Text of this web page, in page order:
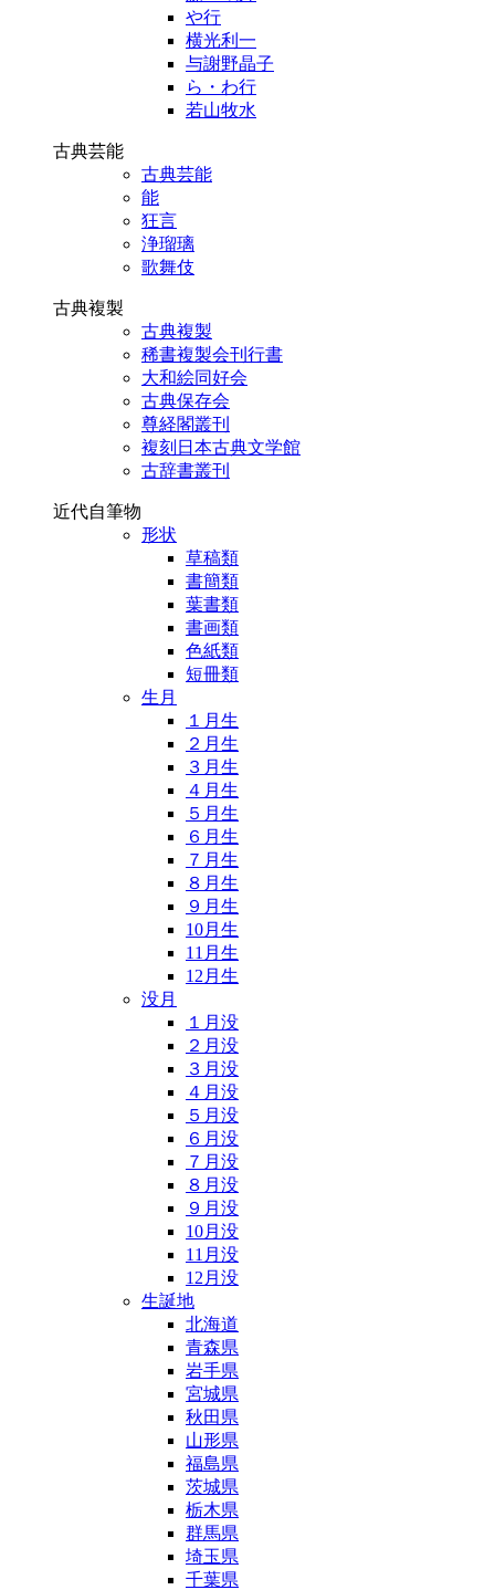
や行
横光利一
与謝野晶子
ら・わ行
若山牧水
古典芸能
古典芸能
能
狂言
浄瑠璃
歌舞伎
古典複製
古典複製
稀書複製会刊行書
大和絵同好会
古典保存会
尊経閣叢刊
複刻日本古典文学館
古辞書叢刊
近代自筆物
形状
草稿類
書簡類
葉書類
書画類
色紙類
短冊類
生月
１月生
２月生
３月生
４月生
５月生
６月生
７月生
８月生
９月生
10月生
11月生
12月生
没月
１月没
２月没
３月没
４月没
５月没
６月没
７月没
８月没
９月没
10月没
11月没
12月没
生誕地
北海道
青森県
岩手県
宮城県
秋田県
山形県
福島県
茨城県
栃木県
群馬県
埼玉県
千葉県